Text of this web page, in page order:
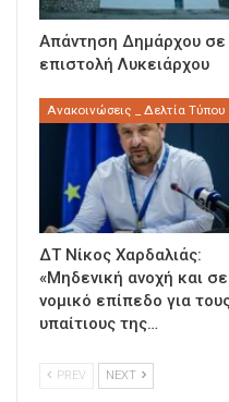
Απάντηση Δημάρχου σε
επιστολή Λυκειάρχου
Ανακοινώσεις _ Δελτία Τύπου
ΔΤ Νίκος Χαρδαλιάς:
«Μηδενική ανοχή και σε
νομικό επίπεδο για
υπαίτιους της…
PREV NEXT